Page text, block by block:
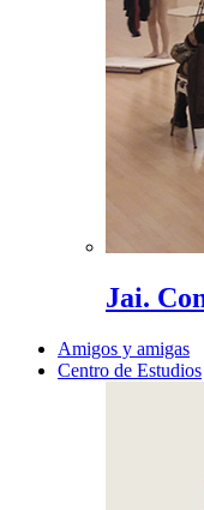
Jai.
Amigos y amigas
Centro de Estudios